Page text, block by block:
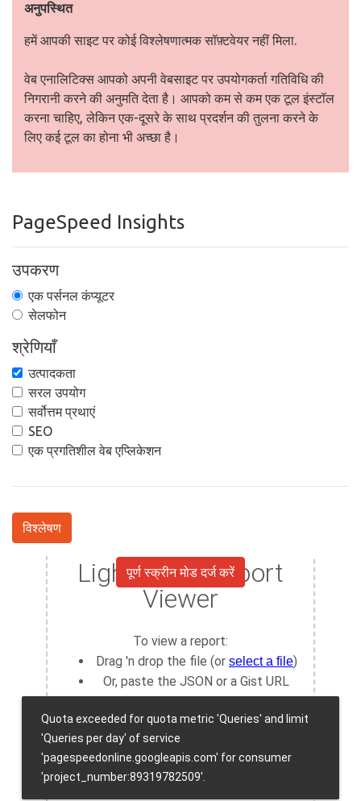
अनुपस्थित
हमें आपकी साइट पर कोई विश्लेषणात्मक सॉफ़्टवेयर नहीं मिला.
वेब एनालिटिक्स आपको अपनी वेबसाइट पर उपयोगकर्ता गतिविधि की
निगरानी करने की अनुमति देता है। आपको कम से कम एक टूल इंस्टॉल
करना चाहिए, लेकिन एक-दूसरे के साथ प्रदर्शन की तुलना करने के
लिए कई टूल का होना भी अच्छा है।
PageSpeed Insights
उपकरण
एक पर्सनल कंप्यूटर
सेलफोन
श्रेणियाँ
उत्पादकता
सरल उपयोग
सर्वोत्तम प्रथाएं
SEO
एक प्रगतिशील वेब एप्लिकेशन
विश्लेषण
पूर्ण स्क्रीन मोड दर्ज करें